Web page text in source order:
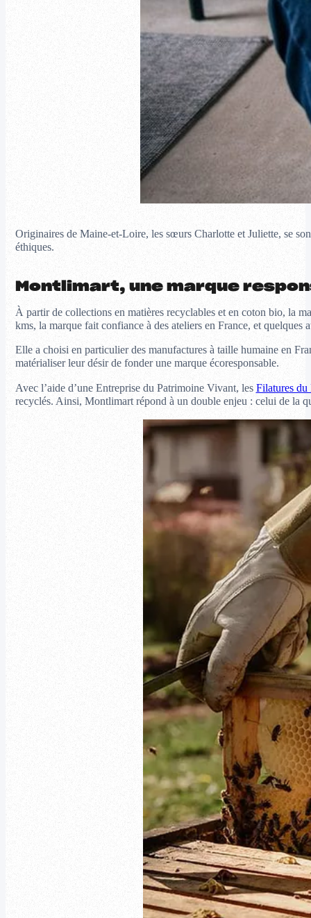
Originaires de Maine-et-Loire, les sœurs Charlotte et Juliette, se
éthiques.
Montlimart, une marque
À partir de collections en matières recyclables et en coton bio, la
kms, la marque fait confiance à des ateliers en France, et quelques
Elle a choisi en particulier des manufactures à taille humaine en
matérialiser leur désir de fonder une marque écoresponsable.
Avec l’aide d’une Entreprise du Patrimoine Vivant, les Filatures du
recyclés. Ainsi, Montlimart répond à un double enjeu : celui de la